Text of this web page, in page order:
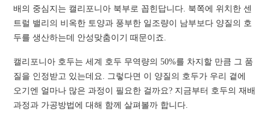
배의 중심지는 캘리포니아 북부로 꼽힌답니다. 북쪽에 위치한 센
트럴 밸리의 비옥한 토양과 풍부한 일조량이 남부보다 양질의 호
두를 생산하는데 안성맞춤이기 때문이죠.
캘리포니아 호두는 세계 호두 무역량의 50%를 차지할 만큼 그 품
질을 인정받고 있는데요. 그렇다면 이 양질의 호두가 우리 곁에
오기엔 얼마나 많은 과정이 필요한 걸까요? 지금부터 호두의 재배
과정과 가공방법에 대해 함께 살펴볼까 합니다.